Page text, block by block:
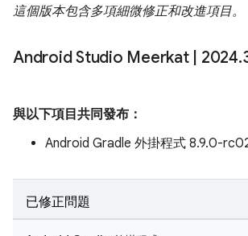
這個版本包含多項細微修正和改進項目。
Android Studio Meerkat 2024.
與以下項目共同發布：
Android Gradle 外掛程式 8.9.0-
已修正問題